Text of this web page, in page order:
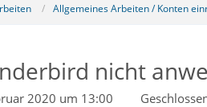
Allgemeines Arbeiten / Konten
nicht
2020 um 13:00